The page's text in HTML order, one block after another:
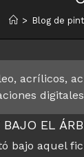
> Blog de
acrílicos,
EL
bajo aquel